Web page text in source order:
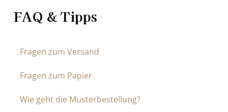
FAQ & Tipps
Fragen zum Versand
Fragen zum Papier
Wie geht die Musterbestellung?